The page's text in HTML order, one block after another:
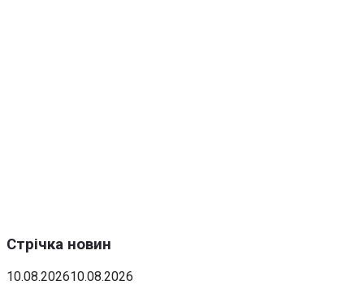
Стрічка новин
10.08.202610.08.2026